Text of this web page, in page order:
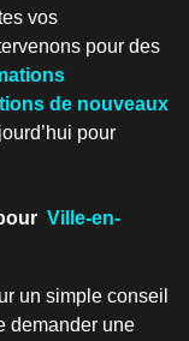
vos
pour des
de nouveaux
pour
Ville-en-
un simple conseil
demander une